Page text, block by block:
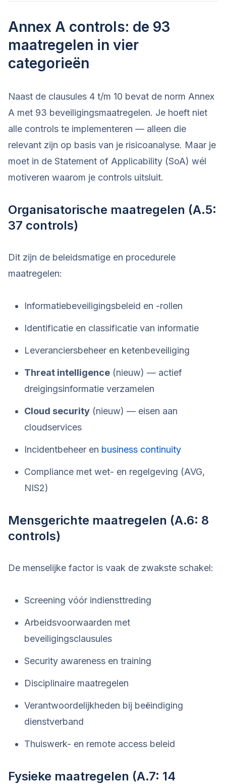
Annex A controls: de 93
maatregelen in vier
categorieën
Naast de clausules 4 t/m 10 bevat de norm Annex
A met 93 beveiligingsmaatregelen. Je hoeft niet
alle controls te implementeren — alleen die
relevant zijn op basis van je risicoanalyse. Maar je
moet in de Statement of Applicability (SoA) wél
motiveren waarom je controls uitsluit.
Organisatorische maatregelen (A.5:
37 controls)
Dit zijn de beleidsmatige en procedurele
maatregelen:
Informatiebeveiligingsbeleid en -rollen
Identificatie en classificatie van informatie
Leveranciersbeheer en ketenbeveiliging
Threat intelligence (nieuw) — actief
dreigingsinformatie verzamelen
Cloud security (nieuw) — eisen aan
cloudservices
Incidentbeheer en business continuity
Compliance met wet- en regelgeving (AVG,
NIS2)
Mensgerichte maatregelen (A.6: 8
controls)
De menselijke factor is vaak de zwakste schakel:
Screening vóór indiensttreding
Arbeidsvoorwaarden met
beveiligingsclausules
Security awareness en training
Disciplinaire maatregelen
Verantwoordelijkheden bij beëindiging
dienstverband
Thuiswerk- en remote access beleid
Fysieke maatregelen (A.7: 14